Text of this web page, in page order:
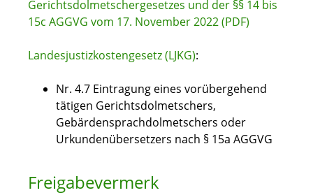
Gerichtsdolmetschergesetzes und der §§ 14 bis
15c AGGVG vom 17. November 2022 (PDF)
Landesjustizkostengesetz (LJKG):
Nr. 4.7 Eintragung eines vorübergehend
tätigen Gerichtsdolmetschers,
Gebärdensprachdolmetschers oder
Urkundenübersetzers nach § 15a AGGVG
Freigabevermerk